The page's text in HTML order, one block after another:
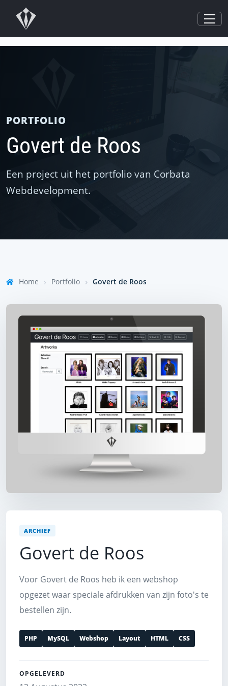
PORTFOLIO
Govert de Roos
Een project uit het portfolio van Corbata
Webdevelopment.
Home Portfolio Govert de Roos
ARCHIEF
Govert de Roos
Voor Govert de Roos heb ik een webshop
opgezet waar speciale afdrukken van zijn foto's te
bestellen zijn.
PHP MySQL Webshop Layout HTML CSS
OPGELEVERD